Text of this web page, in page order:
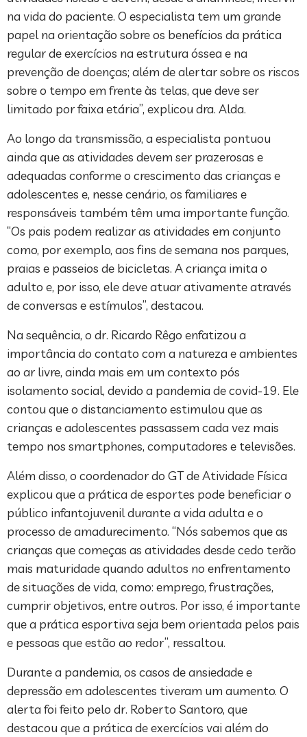
na vida do paciente. O especialista tem um grande
papel na orientação sobre os benefícios da prática
regular de exercícios na estrutura óssea e na
prevenção de doenças; além de alertar sobre os riscos
sobre o tempo em frente às telas, que deve ser
limitado por faixa etária”, explicou dra. Alda.
Ao longo da transmissão, a especialista pontuou
ainda que as atividades devem ser prazerosas e
adequadas conforme o crescimento das crianças e
adolescentes e, nesse cenário, os familiares e
responsáveis também têm uma importante função.
“Os pais podem realizar as atividades em conjunto
como, por exemplo, aos fins de semana nos parques,
praias e passeios de bicicletas. A criança imita o
adulto e, por isso, ele deve atuar ativamente através
de conversas e estímulos”, destacou.
Na sequência, o dr. Ricardo Rêgo enfatizou a
importância do contato com a natureza e ambientes
ao ar livre, ainda mais em um contexto pós
isolamento social, devido a pandemia de covid-19. Ele
contou que o distanciamento estimulou que as
crianças e adolescentes passassem cada vez mais
tempo nos smartphones, computadores e televisões.
Além disso, o coordenador do GT de Atividade Física
explicou que a prática de esportes pode beneficiar o
público infantojuvenil durante a vida adulta e o
processo de amadurecimento. “Nós sabemos que as
crianças que começas as atividades desde cedo terão
mais maturidade quando adultos no enfrentamento
de situações de vida, como: emprego, frustrações,
cumprir objetivos, entre outros. Por isso, é importante
que a prática esportiva seja bem orientada pelos pais
e pessoas que estão ao redor”, ressaltou.
Durante a pandemia, os casos de ansiedade e
depressão em adolescentes tiveram um aumento. O
alerta foi feito pelo dr. Roberto Santoro, que
destacou que a prática de exercícios vai além do